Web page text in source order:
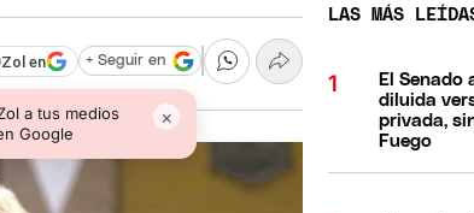
en
a tus medios
Google
×
+ Seguir en
LAS MÁS
El Senado
diluida
privada,
Fuego